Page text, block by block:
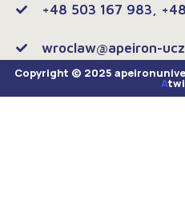
+48 503 167 983,
wroclaw@apeiron-
Copyright © 2025
A